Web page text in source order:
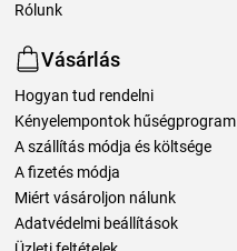
Rólunk
Vásárlás
Hogyan tud rendelni
Kényelempontok hűségprogram
A szállítás módja és költsége
A fizetés módja
Miért vásároljon nálunk
Adatvédelmi beállítások